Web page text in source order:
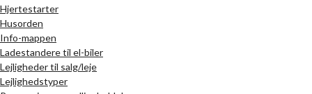
Hjertestarter
Husorden
Info-mappen
Ladestandere til el-biler
Lejligheder til salg/leje
Lejlighedstyper